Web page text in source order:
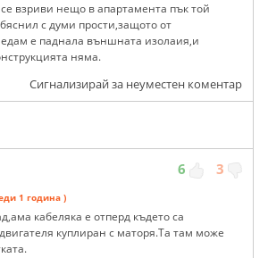
взриви нещо в апартамента пък той
с думи прости,защото от
е паднала външната изолаия,и
няма.
Сигнализирай за неуместен коментар
6 3
1 година )
кабеляка е отперд където са
куплиран с маторя.Та там може